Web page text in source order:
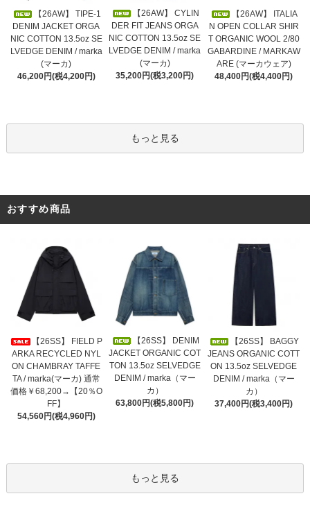
【26AW】 TIPE-1
DENIM JACKET ORGA
NIC COTTON 13.5oz SE
LVEDGE DENIM / marka
(マーカ)
46,200円(税4,200円)
【26AW】 CYLIN
DER FIT JEANS ORGA
NIC COTTON 13.5oz SE
LVEDGE DENIM / marka
(マーカ)
35,200円(税3,200円)
【26AW】 ITALIA
N OPEN COLLAR SHIR
T ORGANIC WOOL 2/80
GABARDINE / MARKAW
ARE (マーカウェア)
48,400円(税4,400円)
もっと見る
おすすめ商品
【26SS】 FIELD P
ARKA RECYCLED NYL
ON CHAMBRAY TAFFE
TA / marka(マーカ) 通常
価格￥68,200→【20％O
FF】
54,560円(税4,960円)
【26SS】 DENIM
JACKET ORGANIC COT
TON 13.5oz SELVEDGE
DENIM / marka（マー
カ）
63,800円(税5,800円)
【26SS】 BAGGY
JEANS ORGANIC COTT
ON 13.5oz SELVEDGE
DENIM / marka（マー
カ）
37,400円(税3,400円)
もっと見る